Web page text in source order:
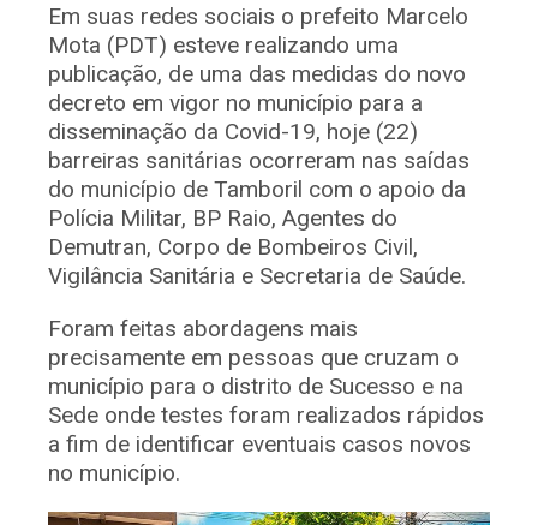
Em suas redes sociais o prefeito Marcelo
Mota (PDT) esteve realizando uma
publicação, de uma das medidas do novo
decreto em vigor no município para a
disseminação da Covid-19, hoje (22)
barreiras sanitárias ocorreram nas saídas
do município de Tamboril com o apoio da
Polícia Militar, BP Raio, Agentes do
Demutran, Corpo de Bombeiros Civil,
Vigilância Sanitária e Secretaria de Saúde.
Foram feitas abordagens mais
precisamente em pessoas que cruzam o
município para o distrito de Sucesso e na
Sede onde testes foram realizados rápidos
a fim de identificar eventuais casos novos
no município.